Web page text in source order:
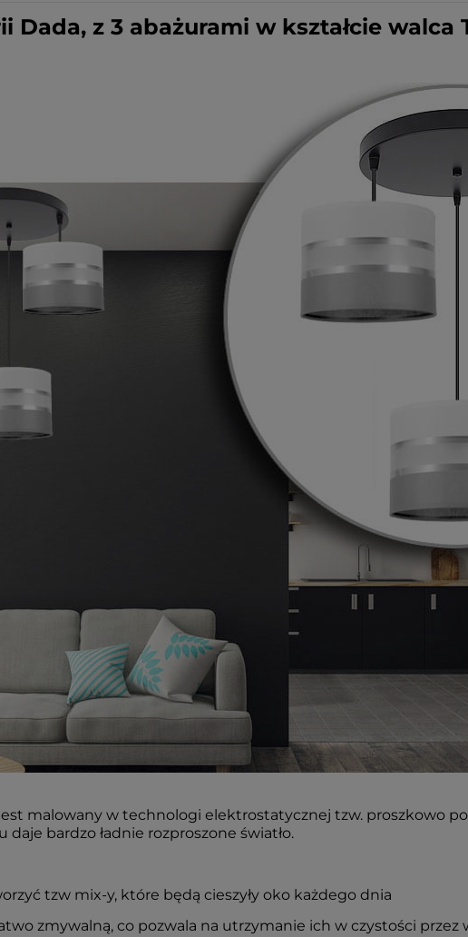
Cena nie zawiera ewentualnych
kosztów płatności
z 3 abażurami w kształcie walca
malowany w technologi elektrostatycznej tzw. proszkowo
bardzo ładnie rozproszone światło.
tzw mix-y, które będą cieszyły oko każdego dnia
zmywalną, co pozwala na utrzymanie ich w czystości